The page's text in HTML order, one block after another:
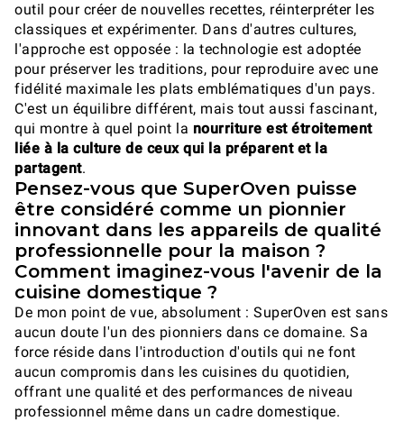
outil pour créer de nouvelles recettes, réinterpréter les
classiques et expérimenter. Dans d'autres cultures,
l'approche est opposée : la technologie est adoptée
pour préserver les traditions, pour reproduire avec une
fidélité maximale les plats emblématiques d'un pays.
C'est un équilibre différent, mais tout aussi fascinant,
qui montre à quel point la nourriture est étroitement
liée à la culture de ceux qui la préparent et la
partagent.
Pensez-vous que SuperOven puisse
être considéré comme un pionnier
innovant dans les appareils de qualité
professionnelle pour la maison ?
Comment imaginez-vous l'avenir de la
cuisine domestique ?
De mon point de vue, absolument : SuperOven est sans
aucun doute l'un des pionniers dans ce domaine. Sa
force réside dans l'introduction d'outils qui ne font
aucun compromis dans les cuisines du quotidien,
offrant une qualité et des performances de niveau
professionnel même dans un cadre domestique.